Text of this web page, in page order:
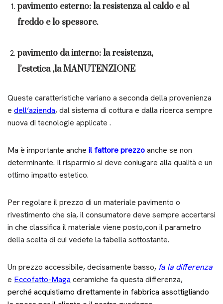
pavimento esterno: la resistenza al caldo e al
freddo e lo spessore.
pavimento da interno: la resistenza,
l’estetica ,la MANUTENZIONE
Queste caratteristiche variano a seconda della provenienza
e dell’azienda, dal sistema di cottura e dalla ricerca sempre
nuova di tecnologie applicate .
Ma è importante anche il fattore prezzoanche se non
determinante. Il risparmio si deve coniugare alla qualità e un
ottimo impatto estetico.
Per regolare il prezzo di un materiale pavimento o
rivestimento che sia, il consumatore deve sempre accertarsi
in che classifica il materiale viene posto,con il parametro
della scelta di cui vedete la tabella sottostante.
Un prezzo accessibile, decisamente basso, fa la differenza
e Eccofatto-Maga ceramiche fa questa differenza,
perché acquistiamo direttamente in fabbrica assottigliando